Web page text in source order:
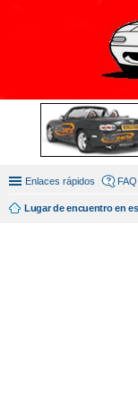
Enlaces rápidos FAQ
Lugar de encuentro en